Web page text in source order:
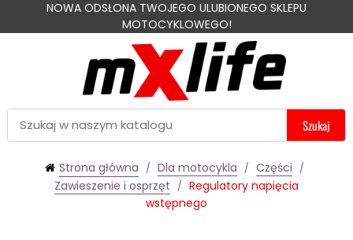
NOWA ODSŁONA TWOJEGO ULUBIONEGO SKLEPU
MOTOCYKLOWEGO!
Szukaj
Strona główna Dla motocykla
Części
Zawieszenie i osprzęt
Regulatory napięcia
wstępnego